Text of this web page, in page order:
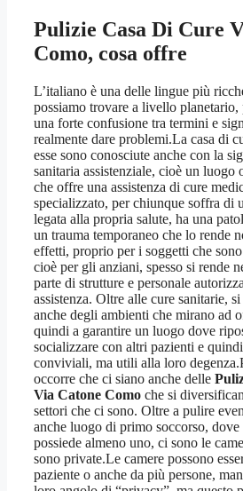
Pulizie Casa Di Cure
Como, cosa offre
L’italiano è una delle lingue più
possiamo trovare a livello planetario,
una forte confusione tra termini e
realmente dare problemi.La casa di
esse sono conosciute anche con la
sanitaria assistenziale, cioè un luogo
che offre una assistenza di cure
specializzato, per chiunque soffra di
legata alla propria salute, ha una
un trauma temporaneo che lo rende
effetti, proprio per i soggetti che
cioè per gli anziani, spesso si rende
parte di strutture e personale
assistenza. Oltre alle cure sanitarie,
anche degli ambienti che mirano ad
quindi a garantire un luogo dove
socializzare con altri pazienti e
conviviali, ma utili alla loro
occorre che ci siano anche delle
Via Catone Como che si
settori che ci sono. Oltre a pulire
anche luogo di primo soccorso,
possiede almeno uno, ci sono le
sono private.Le camere possono
paziente o anche da più persone,